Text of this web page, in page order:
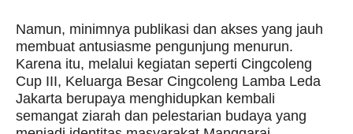
Namun, minimnya publikasi dan akses yang jauh
membuat antusiasme pengunjung menurun.
Karena itu, melalui kegiatan seperti Cingcoleng
Cup III, Keluarga Besar Cingcoleng Lamba Leda
Jakarta berupaya menghidupkan kembali
semangat ziarah dan pelestarian budaya yang